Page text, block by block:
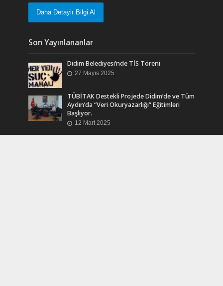
Daha Detaylı Bilgi Al
Son Yayınlananlar
Didim Belediyesi’nde TİS Töreni
27 Mayıs 2025
TÜBİTAK Destekli Projede Didim’de ve Tüm
Aydın’da “Veri Okuryazarlığı” Eğitimleri
Başlıyor.
12 Mart 2025